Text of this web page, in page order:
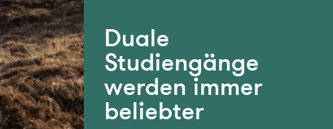
Duale
Studiengänge
werden immer
beliebter